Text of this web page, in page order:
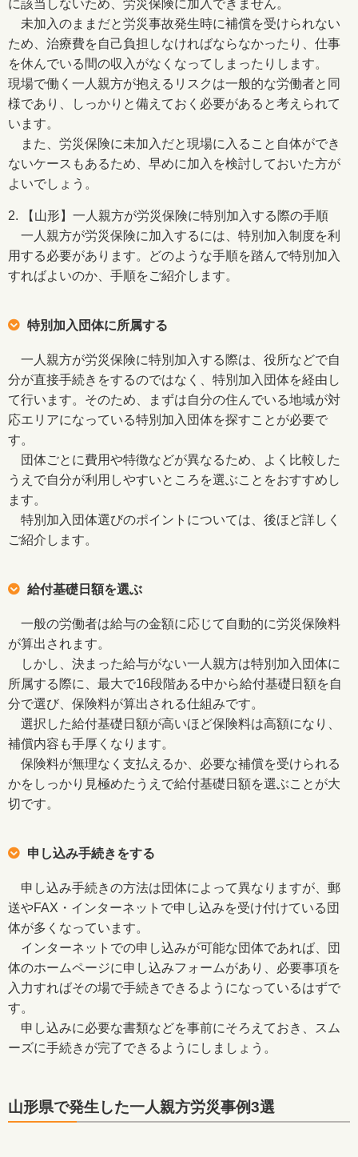
に該当しないため、労災保険に加入できません。
未加入のままだと労災事故発生時に補償を受けられない
ため、治療費を自己負担しなければならなかったり、仕事
を休んでいる間の収入がなくなってしまったりします。
現場で働く一人親方が抱えるリスクは一般的な労働者と同
様であり、しっかりと備えておく必要があると考えられて
います。
また、労災保険に未加入だと現場に入ること自体ができ
ないケースもあるため、早めに加入を検討しておいた方が
よいでしょう。
2. 【山形】一人親方が労災保険に特別加入する際の手順
一人親方が労災保険に加入するには、特別加入制度を利
用する必要があります。どのような手順を踏んで特別加入
すればよいのか、手順をご紹介します。
特別加入団体に所属する
一人親方が労災保険に特別加入する際は、役所などで自
分が直接手続きをするのではなく、特別加入団体を経由し
て行います。そのため、まずは自分の住んでいる地域が対
応エリアになっている特別加入団体を探すことが必要で
す。
団体ごとに費用や特徴などが異なるため、よく比較した
うえで自分が利用しやすいところを選ぶことをおすすめし
ます。
特別加入団体選びのポイントについては、後ほど詳しく
ご紹介します。
給付基礎日額を選ぶ
一般の労働者は給与の金額に応じて自動的に労災保険料
が算出されます。
しかし、決まった給与がない一人親方は特別加入団体に
所属する際に、最大で16段階ある中から給付基礎日額を自
分で選び、保険料が算出される仕組みです。
選択した給付基礎日額が高いほど保険料は高額になり、
補償内容も手厚くなります。
保険料が無理なく支払えるか、必要な補償を受けられる
かをしっかり見極めたうえで給付基礎日額を選ぶことが大
切です。
申し込み手続きをする
申し込み手続きの方法は団体によって異なりますが、郵
送やFAX・インターネットで申し込みを受け付けている団
体が多くなっています。
インターネットでの申し込みが可能な団体であれば、団
体のホームページに申し込みフォームがあり、必要事項を
入力すればその場で手続きできるようになっているはずで
す。
申し込みに必要な書類などを事前にそろえておき、スム
ーズに手続きが完了できるようにしましょう。
山形県で発生した一人親方労災事例3選